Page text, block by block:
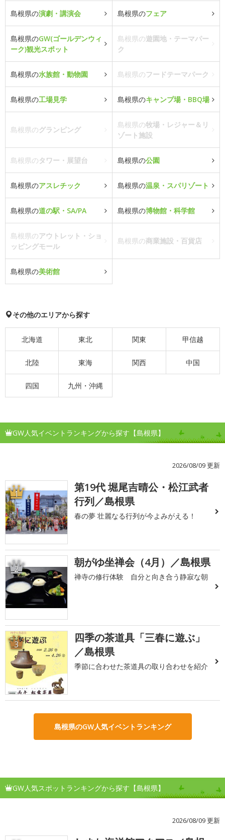
島根県の演劇・講演会 島根県のフェア
島根県のGW(ゴールデンウィ
ーク)観光スポット
島根県の遊園地・テーマパー
ク
島根県の水族館・動物園 島根県のフードテーマパーク
島根県の工場見学 島根県のキャンプ場・BBQ場
島根県のグランピング
島根県の牧場・レジャー＆リ
ゾート施設
島根県のタワー・展望台 島根県の公園
島根県のアスレチック 島根県の温泉・スパリゾート
島根県の道の駅・SA/PA 島根県の博物館・科学館
島根県のアウトレット・ショ
ッピングモール
島根県の商業施設・百貨店
島根県の美術館
その他のエリアから探す
北海道 東北 関東 甲信越
北陸 東海 関西 中国
四国 九州・沖縄
GW人気イベントランキングから探す【島根県】
2026/08/09 更新
1
第19代 堀尾吉晴公・松江武者
行列／島根県
春の夢 壮麗なる行列が今よみがえる！
2 朝がゆ坐禅会（4月）／島根県
禅寺の修行体験 自分と向き合う静寂な朝
3
四季の茶道具「三春に遊ぶ」
／島根県
季節に合わせた茶道具の取り合わせを紹介
島根県のGW人気イベントランキング
GW人気スポットランキングから探す【島根県】
2026/08/09 更新